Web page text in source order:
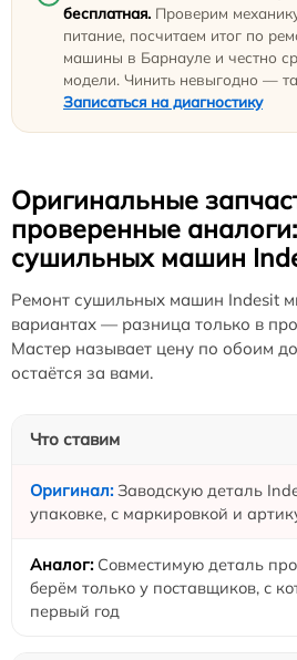
бесплатная. Проверим
питание, посчитаем итог по
машины в Барнауле и честно
модели. Чинить невыгодно —
Записаться на диагностику
Оригинальные
проверенные
сушильных машин
Ремонт сушильных машин Indesit
вариантах — разница только в
Мастер называет цену по обоим
остаётся за вами.
Что ставим
Заводскую деталь
упаковке, с маркировкой и
Совместимую деталь
берём только у поставщиков, с
первый год